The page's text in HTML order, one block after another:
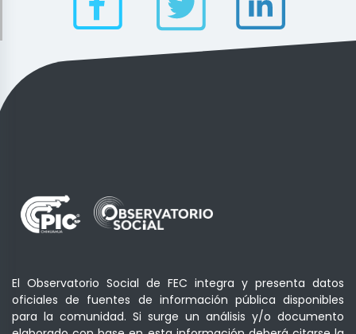
El Observatorio Social de FEC integra y presenta datos
oficiales de fuentes de información pública disponibles
para la comunidad. Si surge un análisis y/o documento